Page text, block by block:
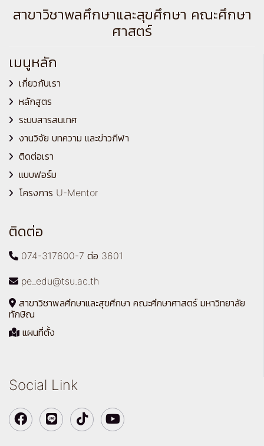
สาขาวิชาพลศึกษาและสุขศึกษา คณะศึกษา
ศาสตร์
เมนูหลัก
เกี่ยวกับเรา
หลักสูตร
ระบบสารสนเทศ
งานวิจัย บทความ และข่าวกีฬา
ติดต่อเรา
แบบฟอร์ม
โครงการ U-Mentor
ติดต่อ
074-317600-7 ต่อ 3601
pe_edu@tsu.ac.th
สาขาวิชาพลศึกษาและสุขศึกษา คณะศึกษาศาสตร์ มหาวิทยาลัย
ทักษิณ
แผนที่ตั้ง
Social Link